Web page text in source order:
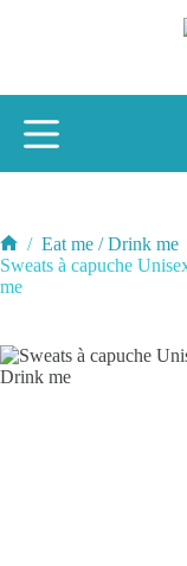
Accueil
/ Eat me / Drink me
Sweats à capuche
me